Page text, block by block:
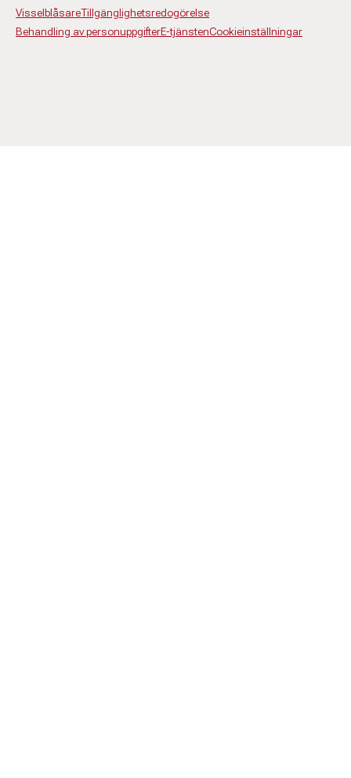
VisselblåsareTillgänglighetsredogörelse
Behandling av personuppgifterE-tjänstenCookieinställningar